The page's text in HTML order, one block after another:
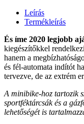
Leírás
Termékleírás
És íme 2020 legjobb
kiegészítőkkel
hanem a
és fél-automata indítót
tervezve, de az extrém
A minibike-hoz tartozik
sportféktárcsák és a
lehetőségét is